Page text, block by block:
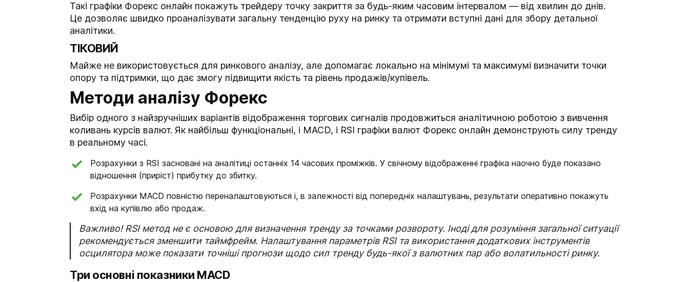
Такі графіки Форекс онлайн покажуть трейдеру точку закриття за будь-яким часовим інтервалом — від хвилин до днів.
Це дозволяє швидко проаналізувати загальну тенденцію руху на ринку та отримати вступні дані для збору детальної
аналітики.
ТІКОВИЙ
Майже не використовується для ринкового аналізу, але допомагає локально на мінімумі та максимумі визначити точки
опору та підтримки, що дає змогу підвищити якість та рівень продажів/купівель.
Методи аналізу Форекс
Вибір одного з найзручніших варіантів відображення торгових сигналів продовжиться аналітичною роботою з вивчення
коливань курсів валют. Як найбільш функціональні, і MACD, і RSI графіки валют Форекс онлайн демонструють силу тренду
в реальному часі.
Розрахунки з RSI засновані на аналітиці останніх 14 часових проміжків. У свічному відображенні графіка наочно буде показано
відношення (приріст) прибутку до збитку.
Розрахунки MACD повністю переналаштовуються і, в залежності від попередніх налаштувань, результати оперативно покажуть
вхід на купівлю або продаж.
Важливо! RSI метод не є основою для визначення тренду за точками розвороту. Іноді для розуміння загальної ситуації
рекомендується зменшити таймфрейм. Налаштування параметрів RSI та використання додаткових інструментів
осцилятора може показати точніші прогнози щодо сил тренду будь-якої з валютних пар або волатильності ринку.
Три основні показники MACD